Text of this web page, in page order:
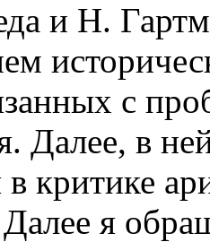
и Н.
с
Далее, в
критике
я